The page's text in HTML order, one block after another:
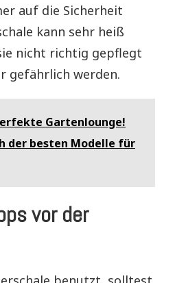
auf die Sicherheit
kann sehr heiß
nicht richtig gepflegt
gefährlich werden.
Gartenlounge!
der besten Modelle für
vor der